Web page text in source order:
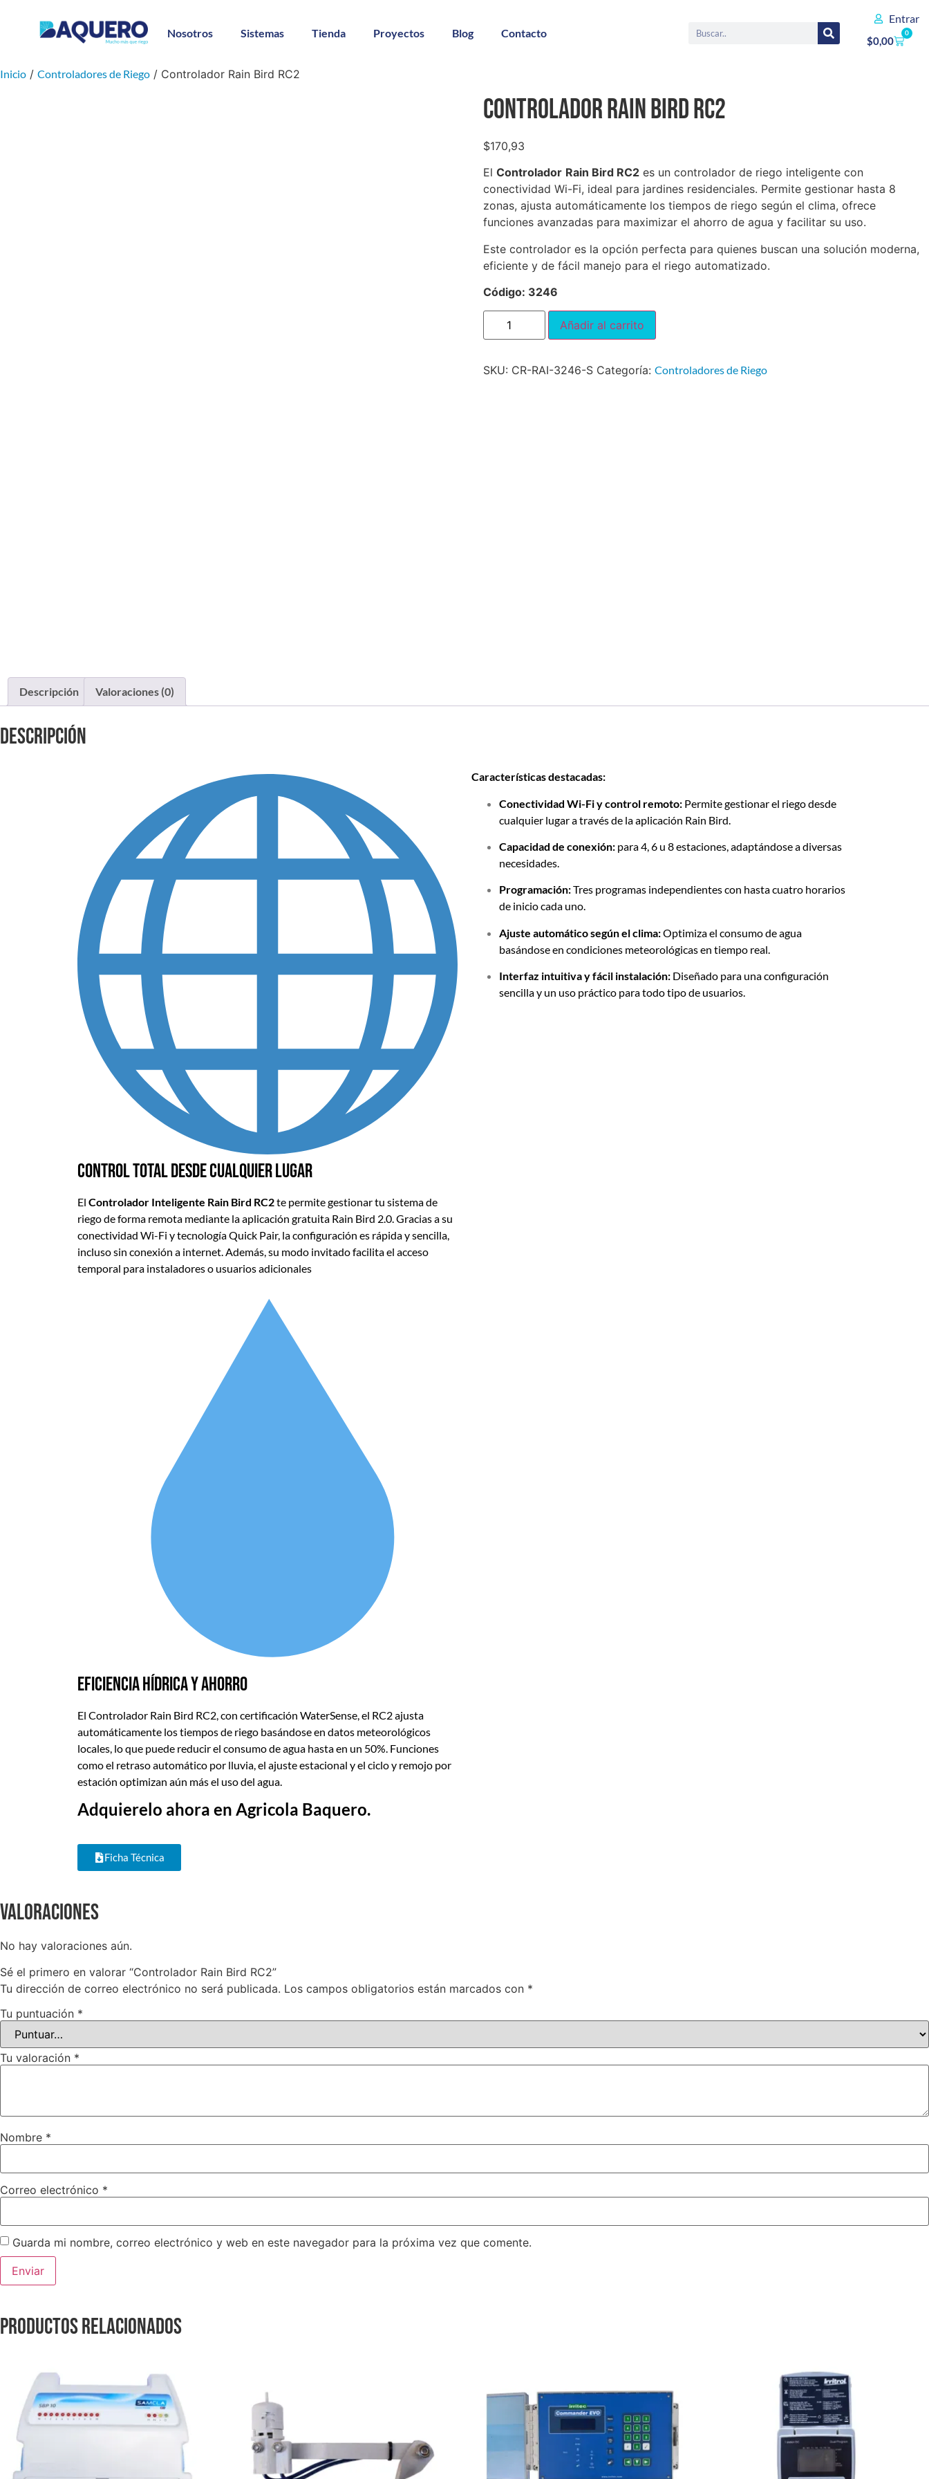
Nosotros Sistemas Tienda Proyectos Blog Contacto
Entrar
$0,00
0
Inicio / Controladores de Riego / Controlador Rain Bird RC2
Controlador Rain Bird RC2
$170,93
El Controlador Rain Bird RC2es un controlador de riego inteligente con
conectividad Wi-Fi, ideal para jardines residenciales. Permite gestionar hasta 8
zonas, ajusta automáticamente los tiempos de riego según el clima, ofrece
funciones avanzadas para maximizar el ahorro de agua y facilitar su uso.
Este controlador es la opción perfecta para quienes buscan una solución moderna,
eficiente y de fácil manejo para el riego automatizado.
Código: 3246
Añadir al carrito
SKU: CR-RAI-3246-S Categoría: Controladores de Riego
Descripción Valoraciones (0)
Descripción
Control total desde cualquier lugar
El Controlador Inteligente Rain Bird RC2te permitegestionar tu sistema de
riego de forma remota mediante la aplicación gratuita Rain Bird 2.0.Gracias a su
conectividad Wi-Fi y tecnología Quick Pair, la configuración es rápida y sencilla,
incluso sin conexión a internet.Además, su modo invitado facilita el acceso
temporal para instaladores o usuarios adicionales
Eficiencia hídrica y ahorro
El Controlador Rain Bird RC2, con certificación WaterSense, el RC2 ajusta
automáticamente los tiempos de riego basándose en datos meteorológicos
locales, lo que puede reducir el consumo de agua hasta en un 50%. Funciones
como el retraso automático por lluvia, el ajuste estacional y el ciclo y remojo por
estación optimizan aún más el uso del agua.
Adquierelo ahora en Agricola Baquero.
Ficha Técnica
Características destacadas:
Conectividad Wi-Fi y control remoto: Permite gestionar el riego desde
cualquier lugar a través de la aplicación Rain Bird.
Capacidad de conexión: para 4, 6 u 8 estaciones, adaptándose a diversas
necesidades.
Programación:Tres programas independientes con hasta cuatro horarios
de inicio cada uno.
Ajuste automático según el clima:Optimiza el consumo de agua
basándose en condiciones meteorológicas en tiempo real.
Interfaz intuitiva y fácil instalación: Diseñado para una configuración
sencilla y un uso práctico para todo tipo de usuarios.
Valoraciones
No hay valoraciones aún.
Sé el primero en valorar “Controlador Rain Bird RC2”
Tu dirección de correo electrónico no será publicada. Los campos obligatorios están marcados con *
Tu puntuación *
Tu valoración *
Nombre *
Correo electrónico *
Guarda mi nombre, correo electrónico y web en este navegador para la próxima vez que comente.
Productos relacionados